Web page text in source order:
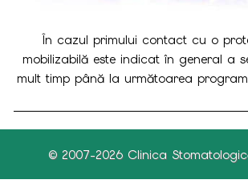
În cazul primului contact cu o
mobilizabilă este indicat în general a
mult timp până la următoarea
ei de către medicul dentist la
© 2007-2026 Clinica